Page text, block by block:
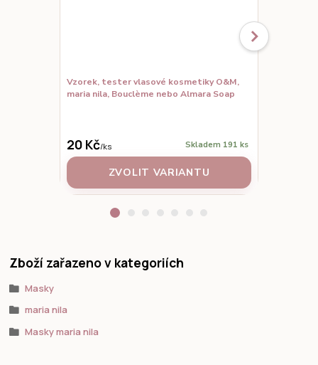
Vzorek, tester vlasové kosmetiky O&M,
maria nila, Bouclème nebo Almara Soap
20 Kč/ks Skladem 191 ks
ZVOLIT VARIANTU
Zboží zařazeno v kategoriích
Masky
maria nila
Masky maria nila